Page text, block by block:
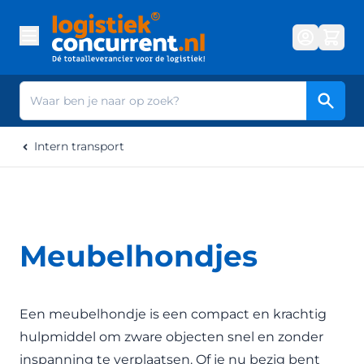
Zoek
Intern transport
Meubelhondjes
Een meubelhondje is een compact en krachtig
hulpmiddel om zware objecten snel en zonder
inspanning te verplaatsen. Of je nu bezig bent